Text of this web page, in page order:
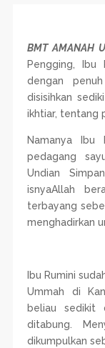
BMT AMANAH
Pengging, Ibu
dengan
disisihkan
ikhtiar, tentang
Namanya Ibu
pedagang
Undian
isnyaAllah
terbayang
menghadirkan
Ibu Rumini
Ummah di
beliau sedikit
ditabung.
dikumpulkan